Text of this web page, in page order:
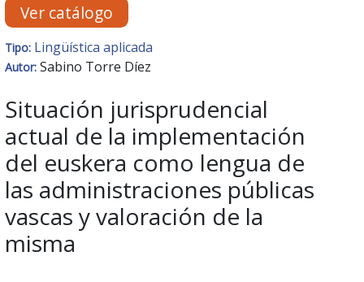
Ver catálogo
Tipo: Lingüística aplicada
Autor: Sabino Torre Díez
Situación jurisprudencial
actual de la implementación
del euskera como lengua de
las administraciones públicas
vascas y valoración de la
misma